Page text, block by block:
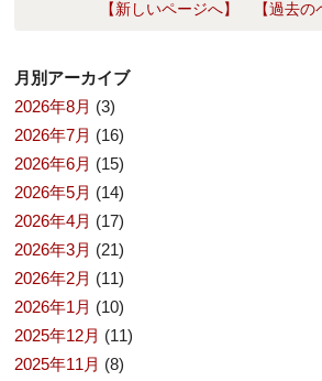
【新しいページへ】 【過去の
月別アーカイブ
2026年8月 (3)
2026年7月 (16)
2026年6月 (15)
2026年5月 (14)
2026年4月 (17)
2026年3月 (21)
2026年2月 (11)
2026年1月 (10)
2025年12月 (11)
2025年11月 (8)